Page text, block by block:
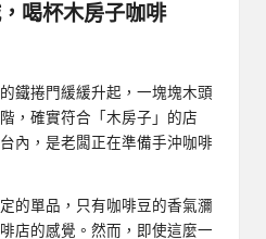
喝杯木房子咖啡
鐵捲門緩緩升起，一塊塊木頭
，確實符合「木房子」的店
內，是老闆正在準備手沖咖啡
的單品，只有咖啡豆的香氣瀰
店的感覺。然而，即使這麼一